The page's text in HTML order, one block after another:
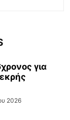
για
2026